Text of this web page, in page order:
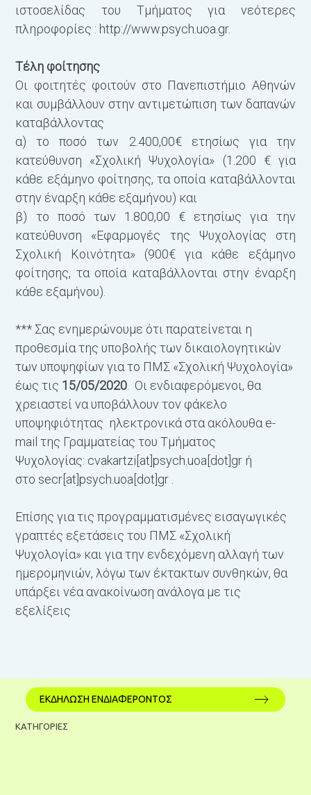
ιστοσελίδας του Τμήματος για νεότερες
πληροφορίες : http://www.psych.uoa.gr.
Τέλη φοίτησης
Οι φοιτητές φοιτούν στο Πανεπιστήμιο Αθηνών
και συμβάλλουν στην αντιμετώπιση των δαπανών
καταβάλλοντας
α) το ποσό των 2.400,00€ ετησίως για την
κατεύθυνση «Σχολική Ψυχολογία» (1.200 € για
κάθε εξάμηνο φοίτησης, τα οποία καταβάλλονται
στην έναρξη κάθε εξαμήνου) και
β) το ποσό των 1.800,00 € ετησίως για την
κατεύθυνση «Εφαρμογές της Ψυχολογίας στη
Σχολική Κοινότητα» (900€ για κάθε εξάμηνο
φοίτησης, τα οποία καταβάλλονται στην έναρξη
κάθε εξαμήνου).
*** Σας ενημερώνουμε ότι παρατείνεται η
προθεσμία της υποβολής των δικαιολογητικών
των υποψηφίων για το ΠΜΣ «Σχολική Ψυχολογία»
έως τις 15/05/2020. Οι ενδιαφερόμενοι, θα
χρειαστεί να υποβάλλουν τον φάκελο
υποψηφιότητας ηλεκτρονικά στα ακόλουθα e-
mail της Γραμματείας του Τμήματος
Ψυχολογίας: cvakartzi[at]psych.uoa[dot]gr ή
στο secr[at]psych.uoa[dot]gr .
Επίσης για τις προγραμματισμένες εισαγωγικές
γραπτές εξετάσεις του ΠΜΣ «Σχολική
Ψυχολογία» και για την ενδεχόμενη αλλαγή των
ημερομηνιών, λόγω των έκτακτων συνθηκών, θα
υπάρξει νέα ανακοίνωση ανάλογα με τις
εξελίξεις
ΕΚΔΗΛΩΣΗ ΕΝΔΙΑΦΕΡΟΝΤΟΣ
ΚΑΤΗΓΟΡΙΕΣ